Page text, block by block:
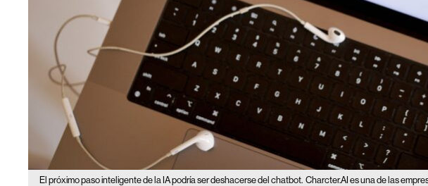
El próximo paso inteligente de la IA podría ser deshacerse del chatbot. Charcter.AI es una de las